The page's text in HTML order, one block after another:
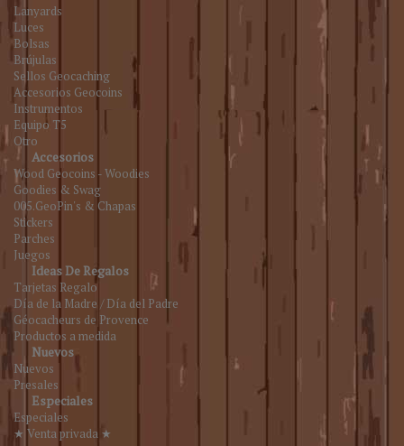
Lanyards
Luces
Bolsas
Brújulas
Sellos Geocaching
Accesorios Geocoins
Instrumentos
Equipo T5
Otro
Accesorios
Wood Geocoins - Woodies
Goodies & Swag
005.GeoPin's & Chapas
Stickers
Parches
Juegos
Ideas De Regalos
Tarjetas Regalo
Día de la Madre / Día del Padre
Géocacheurs de Provence
Productos a medida
Nuevos
Nuevos
Presales
Especiales
Especiales
★ Venta privada ★